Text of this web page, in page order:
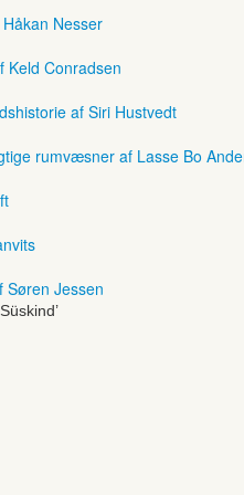
Nesser
Keld Conradsen
af Siri Hustvedt
rumvæsner af Lasse Bo
Søren Jessen